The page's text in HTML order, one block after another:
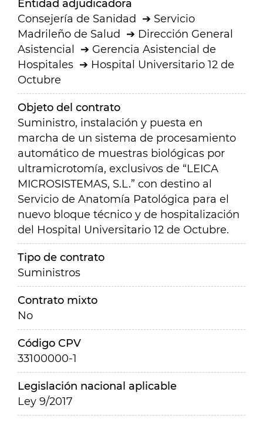
Entidad adjudicadora
Consejería de Sanidad
Servicio
Madrileño de Salud
Dirección General
Asistencial
Gerencia Asistencial de
Hospitales
Hospital Universitario 12 de
Octubre
Objeto del contrato
Suministro, instalación y puesta en
marcha de un sistema de procesamiento
automático de muestras biológicas por
ultramicrotomía, exclusivos de “LEICA
MICROSISTEMAS, S.L.” con destino al
Servicio de Anatomía Patológica para el
nuevo bloque técnico y de hospitalización
del Hospital Universitario 12 de Octubre.
Tipo de contrato
Suministros
Contrato mixto
No
Código CPV
33100000-1
Legislación nacional aplicable
Ley 9/2017